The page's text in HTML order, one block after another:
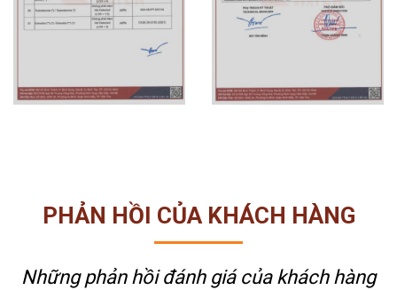
PHẢN HỒI CỦA KHÁCH HÀNG
Những phản hồi đánh giá của khách hàng